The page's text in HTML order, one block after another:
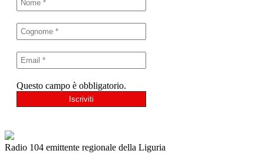
Questo campo è obbligatorio.
Radio 104 emittente regionale della Liguria